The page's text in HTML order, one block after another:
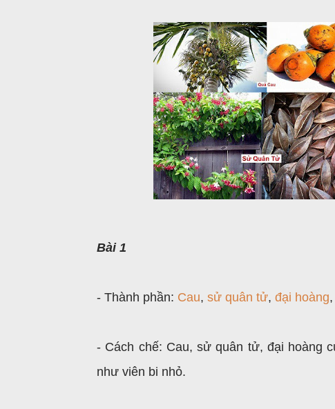
Bài 1
- Thành phần: Cau, sử quân tử, đại hoàng
- Cách chế: Cau, sử quân tử, đại hoàng
như viên bi nhỏ.